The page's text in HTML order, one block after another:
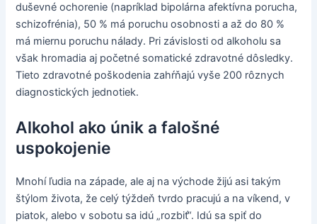
duševné ochorenie (napríklad bipolárna afektívna porucha,
schizofrénia), 50 % má poruchu osobnosti a až do 80 %
má miernu poruchu nálady. Pri závislosti od alkoholu sa
však hromadia aj početné somatické zdravotné dôsledky.
Tieto zdravotné poškodenia zahŕňajú vyše 200 rôznych
diagnostických jednotiek.
Alkohol ako únik a falošné
uspokojenie
Mnohí ľudia na západe, ale aj na východe žijú asi takým
štýlom života, že celý týždeň tvrdo pracujú a na víkend, v
piatok, alebo v sobotu sa idú „rozbiť“. Idú sa spiť do